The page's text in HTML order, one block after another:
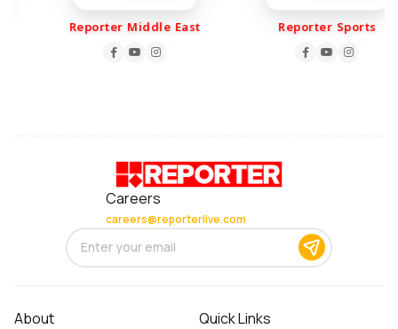
Reporter Middle East Reporter Sports
Careers
careers@reporterlive.com
About Quick Links